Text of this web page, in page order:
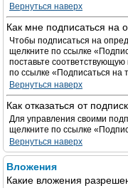
Вернуться наверх
Как мне подписаться
Чтобы подписаться на
щелкните по ссылке
поставьте соответствующую
по ссылке «Подписаться на
Вернуться наверх
Как отказаться от
Для управления своими
щелкните по ссылке
Вернуться наверх
Вложения
Какие вложения